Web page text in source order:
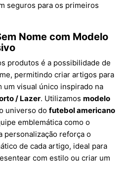
seguros para os primeiros
Nome com Modelo
produtos é a possibilidade de
permitindo criar artigos para
um visual único inspirado na
/ Lazer. Utilizamos modelo
universo do futebol americano
emblemática como o
personalização reforça o
de cada artigo, ideal para
com estilo ou criar um